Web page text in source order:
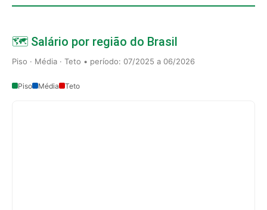
🗺️ Salário por região do Brasil
Piso · Média · Teto • período: 07/2025 a 06/2026
Piso Média Teto